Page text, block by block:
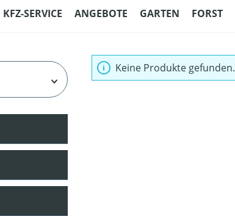
KFZ-SERVICE ANGEBOTE GARTEN FORST
Keine Produkte gefunden.